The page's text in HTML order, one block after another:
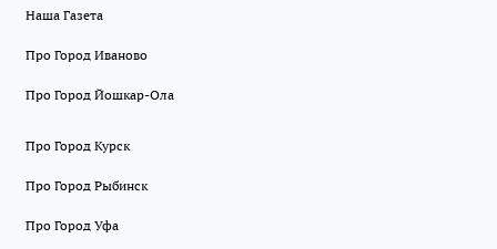
Наша Газета
Про Город Иваново
Про Город Йошкар-Ола
Про Город Курск
Про Город Рыбинск
Про Город Уфа